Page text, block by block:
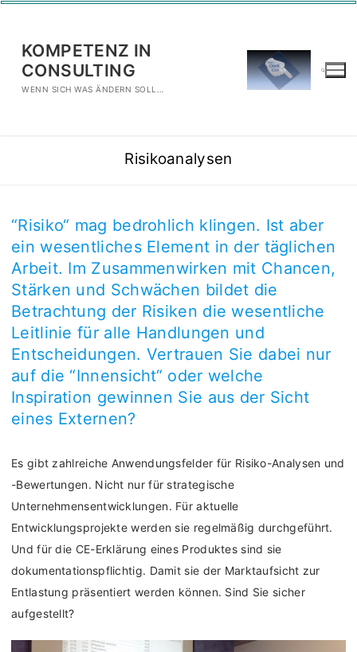
springenKOMPETENZ IN
CONSULTING
WENN SICH WAS ÄNDERN SOLL…
Suchen
nach:
Willkommen in Ihre Zukunft!
Sie sind … und suchen …
Projekt-Beispiele
Shopfloor-Management
Risikoanalysen
Reklamationsmanagement
Meine Erfahrungen
Aktuelles
Risikoanalysen
“Risiko“ mag bedrohlich klingen. Ist aber
ein wesentliches Element in der täglichen
Arbeit. Im Zusammenwirken mit Chancen,
Stärken und Schwächen bildet die
Betrachtung der Risiken die wesentliche
Leitlinie für alle Handlungen und
Entscheidungen. Vertrauen Sie dabei nur
auf die “Innensicht“ oder welche
Inspiration gewinnen Sie aus der Sicht
eines Externen?
Es gibt zahlreiche Anwendungsfelder für Risiko-Analysen und
-Bewertungen. Nicht nur für strategische
Unternehmensentwicklungen. Für aktuelle
Entwicklungsprojekte werden sie regelmäßig durchgeführt.
Und für die CE-Erklärung eines Produktes sind sie
dokumentationspflichtig. Damit sie der Marktaufsicht zur
Entlastung präsentiert werden können. Sind Sie sicher
aufgestellt?